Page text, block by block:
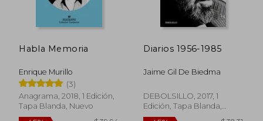
Habla Memoria
Enrique Murillo
(3)
Anagrama, 2018, 1 Edición,
Tapa Blanda, Nuevo
Diarios 1956-1985
Jaime Gil De Biedma
DEBOLSILLO, 2017, 1
Edición, Tapa Blanda,
Nuevo